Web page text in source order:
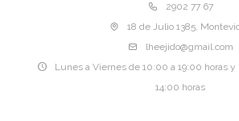
2902 77 67
18 de Julio 1385,
lheejido@gmail.com
Lunes a Viernes de 10:00 a 19:00 horas y
14:00 horas